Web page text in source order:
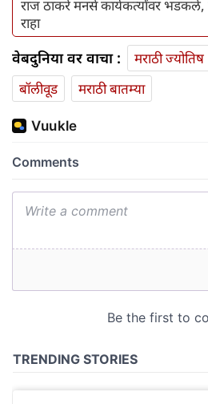
राज ठाकरे मनसे कार्यकर्त्यांवर
राहा
वेबदुनिया वर वाचा : मराठी ज्योतिष
बॉलीवूड
मराठी बातम्या